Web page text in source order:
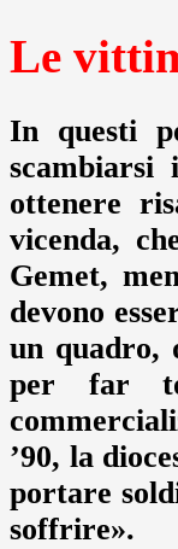
Le
In questi
scambiarsi
ottenere
vicenda,
Gemet,
devono
un quadro,
per far
’90, la
portare
soffrire».